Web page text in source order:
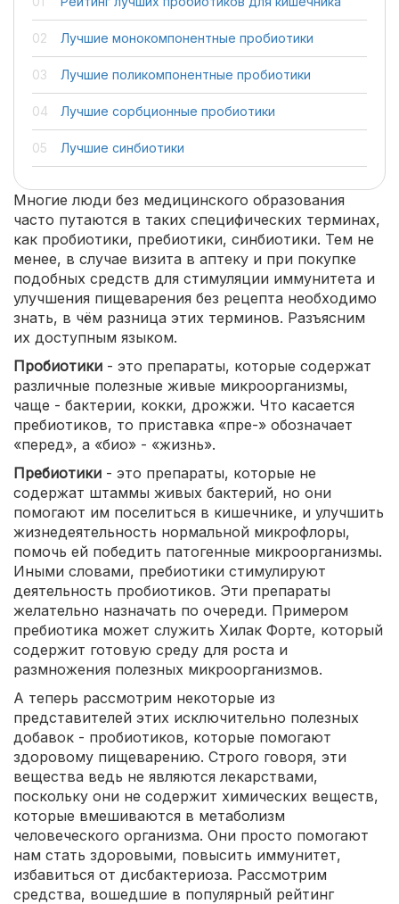
Лучшие монокомпонентные пробиотики
Лучшие поликомпонентные пробиотики
Лучшие сорбционные пробиотики
Лучшие синбиотики
Многие люди без медицинского образования
часто путаются в таких специфических терминах,
как пробиотики, пребиотики, синбиотики. Тем не
менее, в случае визита в аптеку и при покупке
подобных средств для стимуляции иммунитета и
улучшения пищеварения без рецепта необходимо
знать, в чём разница этих терминов. Разъясним
их доступным языком.
Пробиотики - это препараты, которые содержат
различные полезные живые микроорганизмы,
чаще - бактерии, кокки, дрожжи. Что касается
пребиотиков, то приставка «пре-» обозначает
«перед», а «био» - «жизнь».
Пребиотики - это препараты, которые не
содержат штаммы живых бактерий, но они
помогают им поселиться в кишечнике, и улучшить
жизнедеятельность нормальной микрофлоры,
помочь ей победить патогенные микроорганизмы.
Иными словами, пребиотики стимулируют
деятельность пробиотиков. Эти препараты
желательно назначать по очереди. Примером
пребиотика может служить Хилак Форте, который
содержит готовую среду для роста и
размножения полезных микроорганизмов.
А теперь рассмотрим некоторые из
представителей этих исключительно полезных
добавок - пробиотиков, которые помогают
здоровому пищеварению. Строго говоря, эти
вещества ведь не являются лекарствами,
поскольку они не содержит химических веществ,
которые вмешиваются в метаболизм
человеческого организма. Они просто помогают
нам стать здоровыми, повысить иммунитет,
избавиться от дисбактериоза. Рассмотрим
средства, вошедшие в популярный рейтинг